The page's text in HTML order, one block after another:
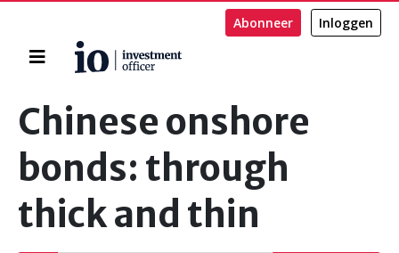
Home
Abonneer Inloggen
Zoeken
Chinese onshore
bonds: through
thick and thin